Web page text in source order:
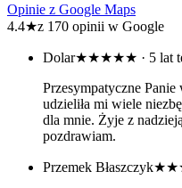
Opinie z Google Maps
4.4★z 170 opinii w Google
Dolar★★★★★ · 5 lat
Przesympatyczne
udzieliła mi wiele
dla mnie. Żyje z
pozdrawiam.
Przemek Błaszczyk